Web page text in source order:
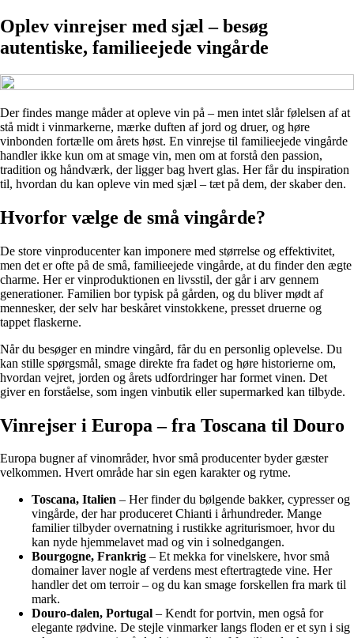
Oplev vinrejser med sjæl – besøg
autentiske, familieejede vingårde
Der findes mange måder at opleve vin på – men intet slår følelsen af at
stå midt i vinmarkerne, mærke duften af jord og druer, og høre
vinbonden fortælle om årets høst. En vinrejse til familieejede vingårde
handler ikke kun om at smage vin, men om at forstå den passion,
tradition og håndværk, der ligger bag hvert glas. Her får du inspiration
til, hvordan du kan opleve vin med sjæl – tæt på dem, der skaber den.
Hvorfor vælge de små vingårde?
De store vinproducenter kan imponere med størrelse og effektivitet,
men det er ofte på de små, familieejede vingårde, at du finder den ægte
charme. Her er vinproduktionen en livsstil, der går i arv gennem
generationer. Familien bor typisk på gården, og du bliver mødt af
mennesker, der selv har beskåret vinstokkene, presset druerne og
tappet flaskerne.
Når du besøger en mindre vingård, får du en personlig oplevelse. Du
kan stille spørgsmål, smage direkte fra fadet og høre historierne om,
hvordan vejret, jorden og årets udfordringer har formet vinen. Det
giver en forståelse, som ingen vinbutik eller supermarked kan tilbyde.
Vinrejser i Europa – fra Toscana til Douro
Europa bugner af vinområder, hvor små producenter byder gæster
velkommen. Hvert område har sin egen karakter og rytme.
Toscana, Italien – Her finder du bølgende bakker, cypresser og
vingårde, der har produceret Chianti i århundreder. Mange
familier tilbyder overnatning i rustikke agriturismoer, hvor du
kan nyde hjemmelavet mad og vin i solnedgangen.
Bourgogne, Frankrig – Et mekka for vinelskere, hvor små
domainer laver nogle af verdens mest eftertragtede vine. Her
handler det om terroir – og du kan smage forskellen fra mark til
mark.
Douro-dalen, Portugal – Kendt for portvin, men også for
elegante rødvine. De stejle vinmarker langs floden er et syn i sig